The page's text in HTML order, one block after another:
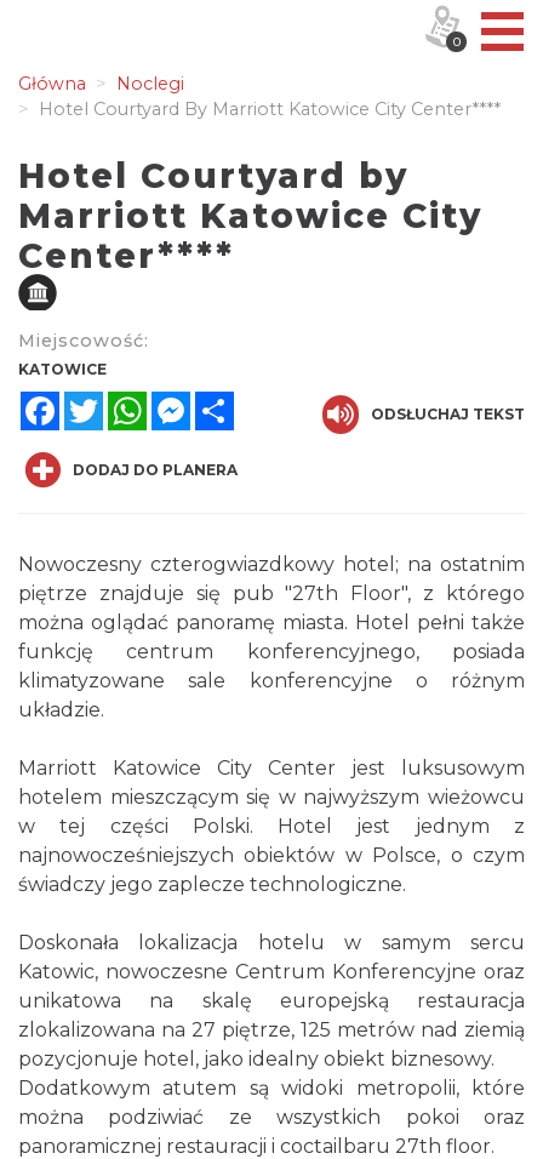
Główna
Noclegi
Hotel Courtyard By Marriott Katowice City Center****
Hotel Courtyard by
Marriott Katowice City
Center****
Miejscowość:
KATOWICE
FacebookTwitterWhatsAppMessenger
ODSŁUCHAJ TEKST
DODAJ DO PLANERA
Nowoczesny czterogwiazdkowy hotel; na ostatnim
piętrze znajduje się pub "27th Floor", z którego
można oglądać panoramę miasta. Hotel pełni także
funkcję centrum konferencyjnego, posiada
klimatyzowane sale konferencyjne o różnym
układzie.
Marriott Katowice City Center jest luksusowym
hotelem mieszczącym się w najwyższym wieżowcu
w tej części Polski. Hotel jest jednym z
najnowocześniejszych obiektów w Polsce, o czym
świadczy jego zaplecze technologiczne.
Doskonała lokalizacja hotelu w samym sercu
Katowic, nowoczesne Centrum Konferencyjne oraz
unikatowa na skalę europejską restauracja
zlokalizowana na 27 piętrze, 125 metrów nad ziemią
pozycjonuje hotel, jako idealny obiekt biznesowy.
Dodatkowym atutem są widoki metropolii, które
można podziwiać ze wszystkich pokoi oraz
panoramicznej restauracji i coctailbaru 27th floor.
0